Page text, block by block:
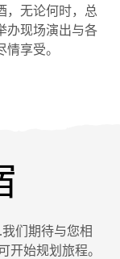
，无论何时，总
办现场演出与各
享受。
们期待与您相
开始规划旅程。